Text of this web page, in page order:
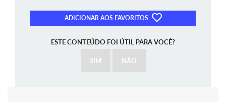
ADICIONAR AOS FAVORITOS
ESTE CONTEÚDO FOI ÚTIL PARA VOCÊ?
SIM NÃO